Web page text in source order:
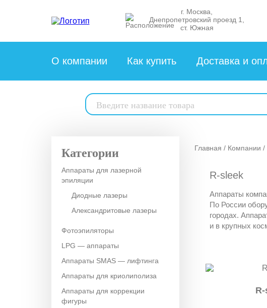
г. Москва,
Днепропетровский проезд 1,
ст. Южная
О компании Как купить Доставка и
Поиск
товаров
Категории
Аппараты для лазерной
эпиляции
Диодные лазеры
Александритовые лазеры
Фотоэпиляторы
LPG — аппараты
Аппараты SMAS — лифтинга
Аппараты для криолиполиза
Аппараты для коррекции
фигуры
Главная / Компании /
R-sleek
Аппараты
По России
городах.
и в крупных